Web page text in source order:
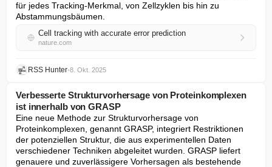
für jedes Tracking-Merkmal, von Zellzyklen bis hin zu
Abstammungsbäumen.
Cell tracking with accurate error prediction
nature.com
RSS Hunter•8. Okt. 2025
Verbesserte Strukturvorhersage von Proteinkomplexen
ist innerhalb von GRASP
Eine neue Methode zur Strukturvorhersage von
Proteinkomplexen, genannt GRASP, integriert Restriktionen
der potenziellen Struktur, die aus experimentellen Daten
verschiedener Techniken abgeleitet wurden. GRASP liefert
genauere und zuverlässigere Vorhersagen als bestehende